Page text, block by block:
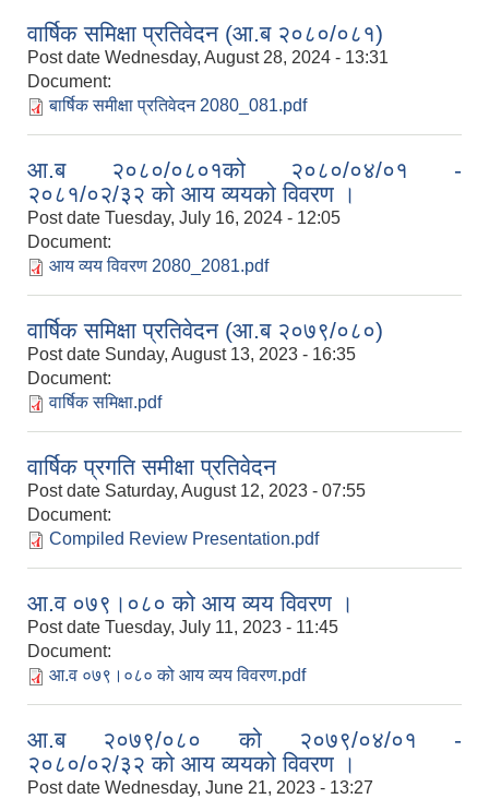
वार्षिक समिक्षा प्रतिवेदन (आ.ब २०८०/०८१)
Post date Wednesday, August 28, 2024 - 13:31
Document:
बार्षिक समीक्षा प्रतिवेदन 2080_081.pdf
आ.ब २०८०/०८०१को २०८०/०४/०१ -
२०८१/०२/३२ को आय व्ययको विवरण ।
Post date Tuesday, July 16, 2024 - 12:05
Document:
आय व्यय विवरण 2080_2081.pdf
वार्षिक समिक्षा प्रतिवेदन (आ.ब २०७९/०८०)
Post date Sunday, August 13, 2023 - 16:35
Document:
वार्षिक समिक्षा.pdf
वार्षिक प्रगति समीक्षा प्रतिवेदन
Post date Saturday, August 12, 2023 - 07:55
Document:
Compiled Review Presentation.pdf
आ.व ०७९।०८० को आय व्यय विवरण ।
Post date Tuesday, July 11, 2023 - 11:45
Document:
आ.व ०७९।०८० को आय व्यय विवरण.pdf
आ.ब २०७९/०८० को २०७९/०४/०१ -
२०८०/०२/३२ को आय व्ययको विवरण ।
Post date Wednesday, June 21, 2023 - 13:27